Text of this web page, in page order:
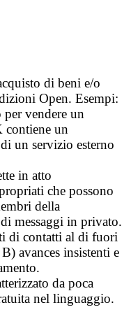
di beni e/o
Open. Esempi:
vendere un
un
un servizio esterno
in atto
che possono
della
messaggi in privato.
di contatti al di fuori
avances insistenti e
da poca
nel linguaggio.